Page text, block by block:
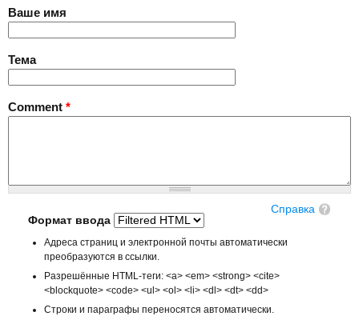
Ваше имя
Тема
Comment *
Справка
Формат ввода
Адреса страниц и электронной почты автоматически
преобразуются в ссылки.
Разрешённые HTML-теги: <a> <em> <strong> <cite>
<blockquote> <code> <ul> <ol> <li> <dl> <dt> <dd>
Строки и параграфы переносятся автоматически.